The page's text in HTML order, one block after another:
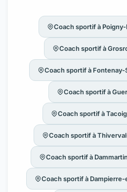
Coach sportif à
Coach sportif à
Coach sportif à
Coach sportif à
Coach sportif à
Coach sportif à
Coach sportif à
Coach sportif à